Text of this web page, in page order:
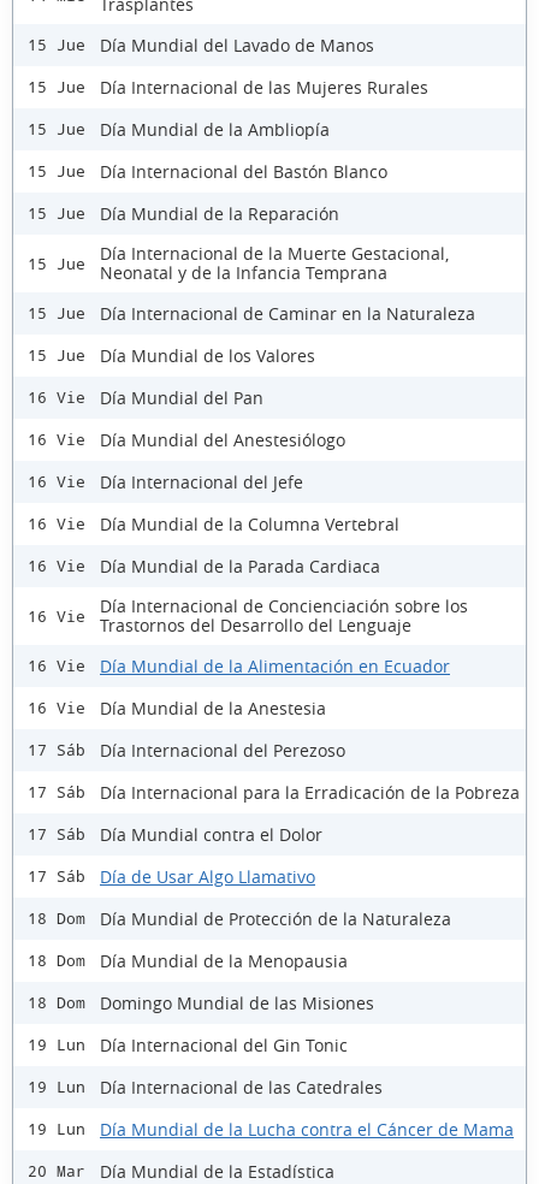
Trasplantes
15 Jue Día Mundial del Lavado de Manos
15 Jue Día Internacional de las Mujeres Rurales
15 Jue Día Mundial de la Ambliopía
15 Jue Día Internacional del Bastón Blanco
15 Jue Día Mundial de la Reparación
15 Jue
Día Internacional de la Muerte Gestacional,
Neonatal y de la Infancia Temprana
15 Jue Día Internacional de Caminar en la Naturaleza
15 Jue Día Mundial de los Valores
16 Vie Día Mundial del Pan
16 Vie Día Mundial del Anestesiólogo
16 Vie Día Internacional del Jefe
16 Vie Día Mundial de la Columna Vertebral
16 Vie Día Mundial de la Parada Cardiaca
16 Vie
Día Internacional de Concienciación sobre los
Trastornos del Desarrollo del Lenguaje
16 Vie Día Mundial de la Alimentación en Ecuador
16 Vie Día Mundial de la Anestesia
17 Sáb Día Internacional del Perezoso
17 Sáb Día Internacional para la Erradicación de la Pobreza
17 Sáb Día Mundial contra el Dolor
17 Sáb Día de Usar Algo Llamativo
18 Dom Día Mundial de Protección de la Naturaleza
18 Dom Día Mundial de la Menopausia
18 Dom Domingo Mundial de las Misiones
19 Lun Día Internacional del Gin Tonic
19 Lun Día Internacional de las Catedrales
19 Lun Día Mundial de la Lucha contra el Cáncer de Mama
20 Mar Día Mundial de la Estadística